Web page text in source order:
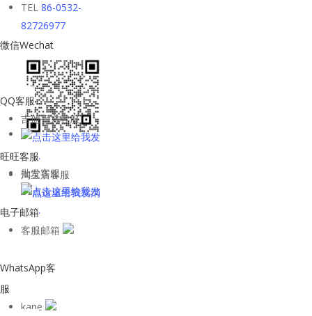
TEL 86-0532-
82726977
微信Wechat
QQ客服
吉他平方客服
批发客服
旺旺客服
淘宝店客服
电子邮箱
客服邮箱
WhatsApp客
服
kane